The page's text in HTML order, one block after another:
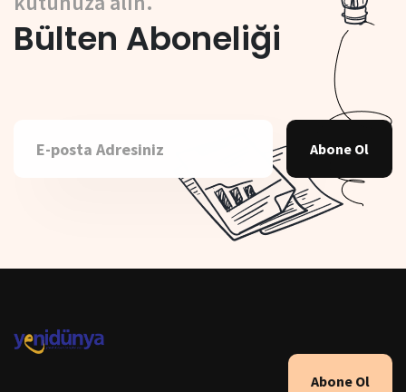
Bülten Aboneliği
Abone Ol
Abone Ol